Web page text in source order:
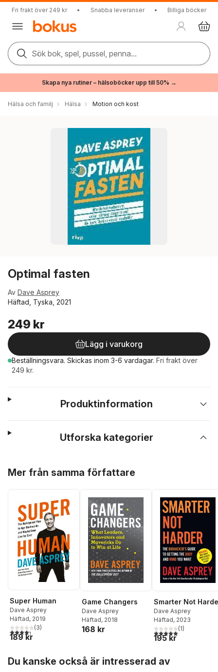
Fri frakt över 249 kr • Snabba leveranser • Billiga böcker
Sök bok, spel, pussel, penna...
Skapa nya rutiner – hälsoböcker upp till 50% →
Hälsa och familj Hälsa Motion och kost
Optimal fasten
Av Dave Asprey
Häftad, Tyska, 2021
249 kr
Lägg i varukorg
Beställningsvara. Skickas inom 3-6 vardagar. Fri frakt över
249 kr.
Produktinformation
Utforska kategorier
Mer från samma författare
Super Human
Dave Asprey
Häftad, 2019
4,3utav 5 stjärnor. Totalt antal röster:
(3)
189 kr
Game Changers
Dave Asprey
Häftad, 2018
168 kr
Smarter Not
Dave Asprey
Häftad, 2023
5,0utav 5 stjärnor.
(1)
195 kr
Du kanske också är intresserad av